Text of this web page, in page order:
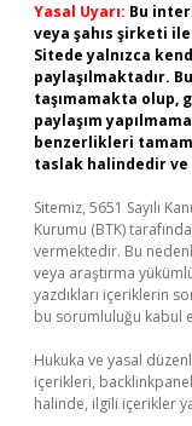
Yasal Uyarı: Bu
veya şahıs şirketi
Sitede yalnızca
paylaşılmaktadır.
taşımamakta olup,
paylaşım
benzerlikleri
taslak halindedir
Sitemiz, 5651 Sayılı
Kurumu (BTK)
vermektedir. Bu
veya araştırma
yazdıkları içeriklerin
bu sorumluluğu kabul
Hukuka ve yasal
içerikleri,
halinde, ilgili içerikler